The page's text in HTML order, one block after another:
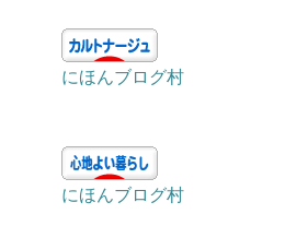
a
gr
a
にほんブログ村
にほんブログ村